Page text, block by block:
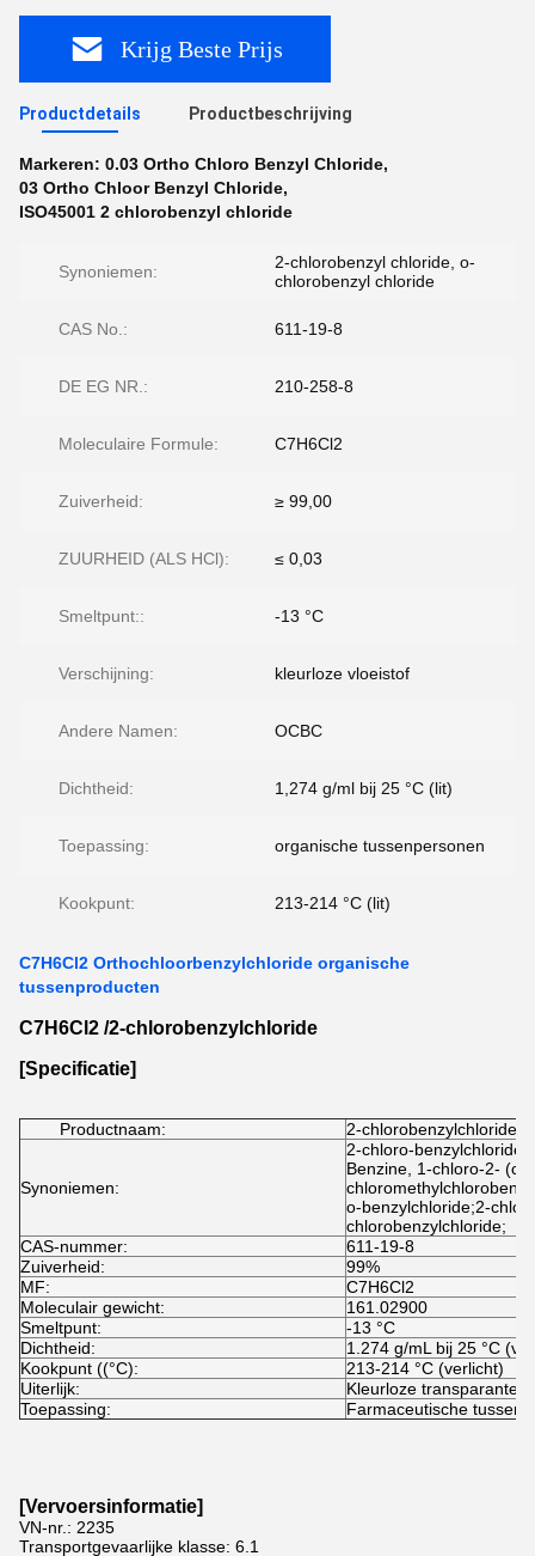
Krijg Beste Prijs
Productdetails Productbeschrijving
Markeren: 0.03 Ortho Chloro Benzyl Chloride,
03 Ortho Chloor Benzyl Chloride,
ISO45001 2 chlorobenzyl chloride
Synoniemen:
2-chlorobenzyl chloride, o-
chlorobenzyl chloride
CAS No.: 611-19-8
DE EG NR.: 210-258-8
Moleculaire Formule: C7H6Cl2
Zuiverheid: ≥ 99,00
ZUURHEID (ALS HCl): ≤ 0,03
Smeltpunt:: -13 °C
Verschijning: kleurloze vloeistof
Andere Namen: OCBC
Dichtheid: 1,274 g/ml bij 25 °C (lit)
Toepassing: organische tussenpersonen
Kookpunt: 213-214 °C (lit)
C7H6Cl2 Orthochloorbenzylchloride organische
tussenproducten
C7H6Cl2 /2-chlorobenzylchloride
[Specificatie]
Productnaam: 2-chlorobenzylchloride
Synoniemen:
2-chloro-benzylchloride;
Benzine, 1-chloro-2-
o-benzylchloride;2-
chlorobenzylchloride;
CAS-nummer:
611-19-8
Zuiverheid:
99%
MF:
C7H6Cl2
Moleculair gewicht:
161.02900
Smeltpunt:
-13 °C
Dichtheid:
1.274 g/mL bij 25 °C
Kookpunt ((°C):
213-214 °C (verlicht)
Uiterlijk:
Kleurloze transparante
Toepassing:
Farmaceutische
[Vervoersinformatie]
VN-nr.: 2235
Transportgevaarlijke klasse: 6.1